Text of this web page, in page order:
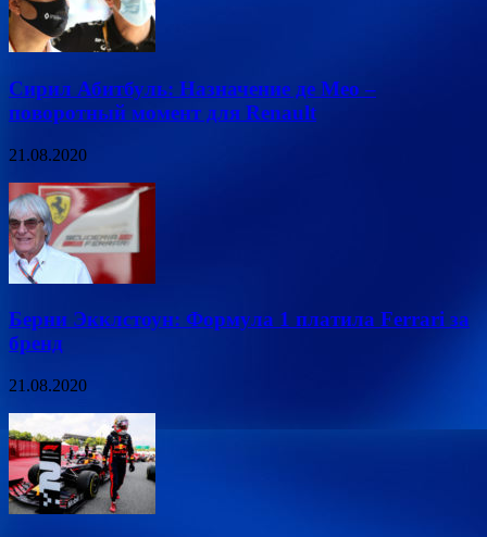
Сирил Абитбуль: Назначение де Мео –
поворотный момент для Renault
21.08.2020
Берни Экклстоун: Формула 1 платила Ferrari за
бренд
21.08.2020